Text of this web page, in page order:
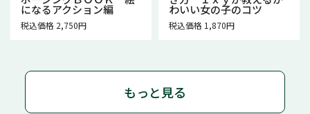
になるアクション編
税込価格 2,750円
わいい女の子のコツ
税込価格 1,870円
もっと見る